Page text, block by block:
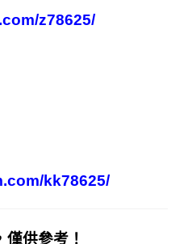
z78625/
kk78625/
供參考！